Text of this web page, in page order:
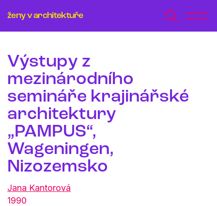
ženy v architektuře
Výstupy z
mezinárodního
semináře krajinářské
architektury
„PAMPUS“,
Wageningen,
Nizozemsko
Jana Kantorová
1990